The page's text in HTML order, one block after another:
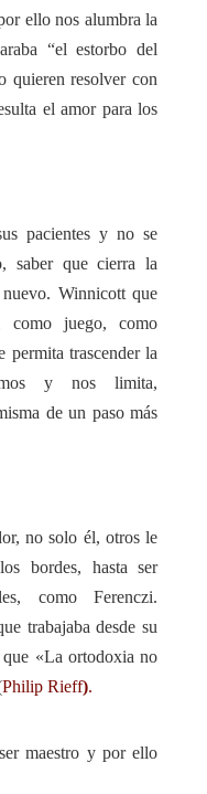
ello nos alumbra la
“el estorbo del
quieren resolver con
el amor para los
pacientes y no se
saber que cierra la
Winnicott que
como juego, como
permita trascender la
y nos limita,
de un paso más
no solo él, otros le
bordes, hasta ser
como Ferenczi.
trabajaba desde su
«La ortodoxia no
Philip Rieff).
maestro y por ello